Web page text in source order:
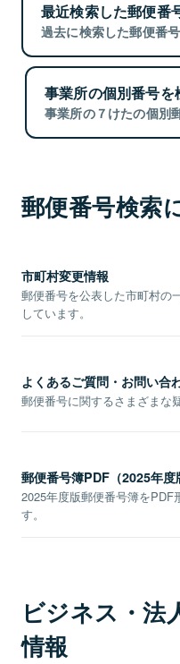
最近検索した郵便番
過去に検索した郵便番
事業所の個別番号を
事業所の７けたの個別
郵便番号検索
市町村変更情報
郵便番号を公表した市町村の
しています。
よくあるご質問・お問い合
郵便番号に関するさまざまな
郵便番号簿PDF（2025年度
2025年度版郵便番号簿をPDF
す。
ビジネス・法
情報